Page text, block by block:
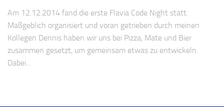
Am 12.12.2014 fand die erste Flavia Code Night statt.
Maßgeblich organisiert und voran getrieben durch meinen
Kollegen Dennis haben wir uns bei Pizza, Mate und Bier
zusammen gesetzt, um gemeinsam etwas zu entwickeln.
Dabei...